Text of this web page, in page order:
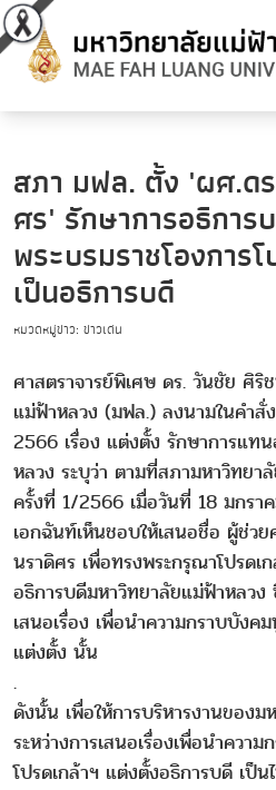
สภา มฟล. ตั้ง 'ผศ.ด
ศร' รักษาการอธิการ
พระบรมราชโองการ
เป็นอธิการบดี
หมวดหมู่ข่าว: ข่าวเด่น
ศาสตราจารย์พิเศษ ดร. วันชัย ศิ
แม่ฟ้าหลวง (มฟล.) ลงนามในคำ
2566 เรื่อง แต่งตั้ง รักษาการแท
หลวง ระบุว่า ตามที่สภามหาวิทยา
ครั้งที่ 1/2566 เมื่อวันที่ 18 มกรา
เอกฉันท์เห็นชอบให้เสนอชื่อ ผู้ช่ว
นราดิศร เพื่อทรงพระกรุณาโปรดเ
อธิการบดีมหาวิทยาลัยแม่ฟ้าหลวง
เสนอเรื่อง เพื่อนำความกราบบังค
แต่งตั้ง นั้น
.
ดังนั้น เพื่อให้การบริหารงานของม
ระหว่างการเสนอเรื่องเพื่อนำควา
โปรดเกล้าฯ แต่งตั้งอธิการบดี เป็